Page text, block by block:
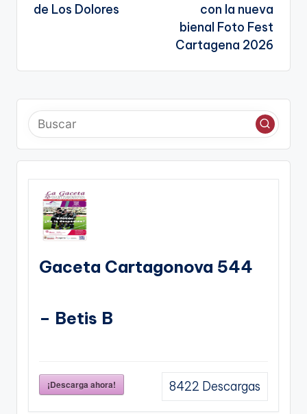
de Los Dolores
con la nueva
bienal Foto Fest
Cartagena 2026
Gaceta Cartagonova 544
– Betis B
¡Descarga ahora! 8422 Descargas